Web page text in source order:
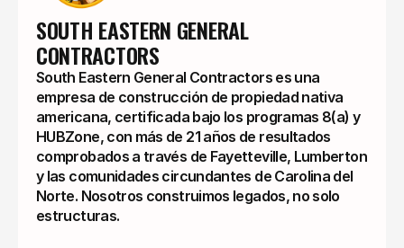
SOUTH EASTERN GENERAL
CONTRACTORS
South Eastern General Contractors es una
empresa de construcción de propiedad nativa
americana, certificada bajo los programas 8(a) y
HUBZone, con más de 21 años de resultados
comprobados a través de Fayetteville, Lumberton
y las comunidades circundantes de Carolina del
Norte. Nosotros construimos legados, no solo
estructuras.